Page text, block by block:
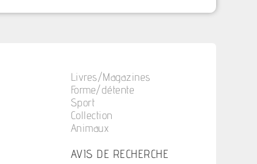
Livres/Magazines
Forme/détente
Sport
Collection
Animaux
AVIS DE RECHERCHE